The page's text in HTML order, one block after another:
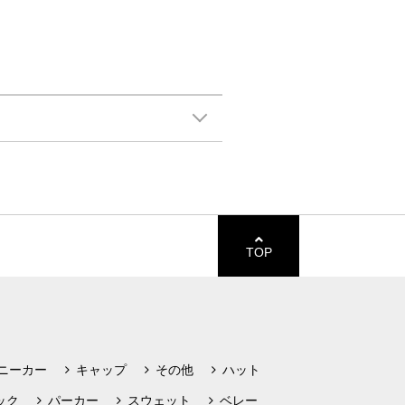
TOP
ーカー キャップ その他 ハット
ク パーカー スウェット ベレー